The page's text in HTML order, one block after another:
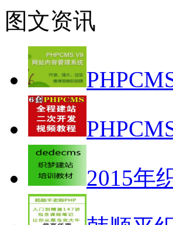
图文资讯
2015年